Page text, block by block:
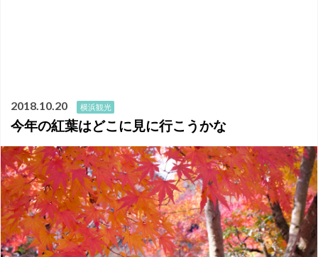
2018.10.20 横浜観光
今年の紅葉はどこに見に行こうかな